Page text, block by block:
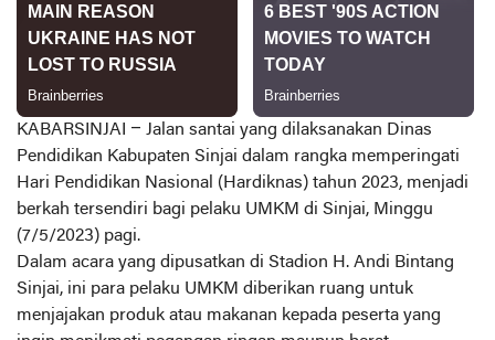
KABARSINJAI – Jalan santai yang dilaksanakan Dinas
Pendidikan Kabupaten Sinjai dalam rangka memperingati
Hari Pendidikan Nasional (Hardiknas) tahun 2023, menjadi
berkah tersendiri bagi pelaku UMKM di Sinjai, Minggu
(7/5/2023) pagi.
Dalam acara yang dipusatkan di Stadion H. Andi Bintang
Sinjai, ini para pelaku UMKM diberikan ruang untuk
menjajakan produk atau makanan kepada peserta yang